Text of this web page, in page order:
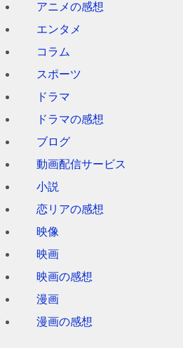
アニメの感想
エンタメ
コラム
スポーツ
ドラマ
ドラマの感想
ブログ
動画配信サービス
小説
恋リアの感想
映像
映画
映画の感想
漫画
漫画の感想